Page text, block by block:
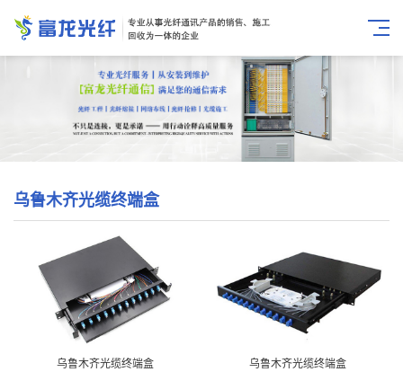
乌鲁木齐光缆终端盒
乌鲁木齐光缆终端盒 乌鲁木齐光缆终端盒